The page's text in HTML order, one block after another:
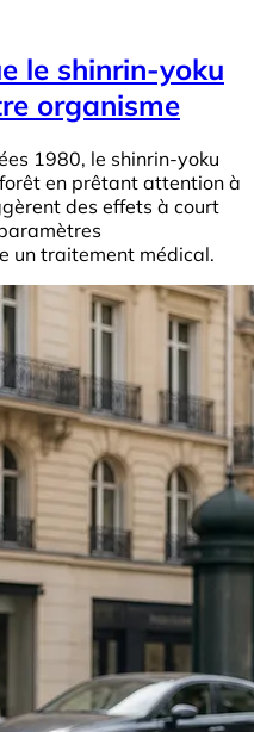
le shinrin-yoku
organisme
1980, le shinrin-yoku
en prêtant attention à
des effets à court
un traitement médical.